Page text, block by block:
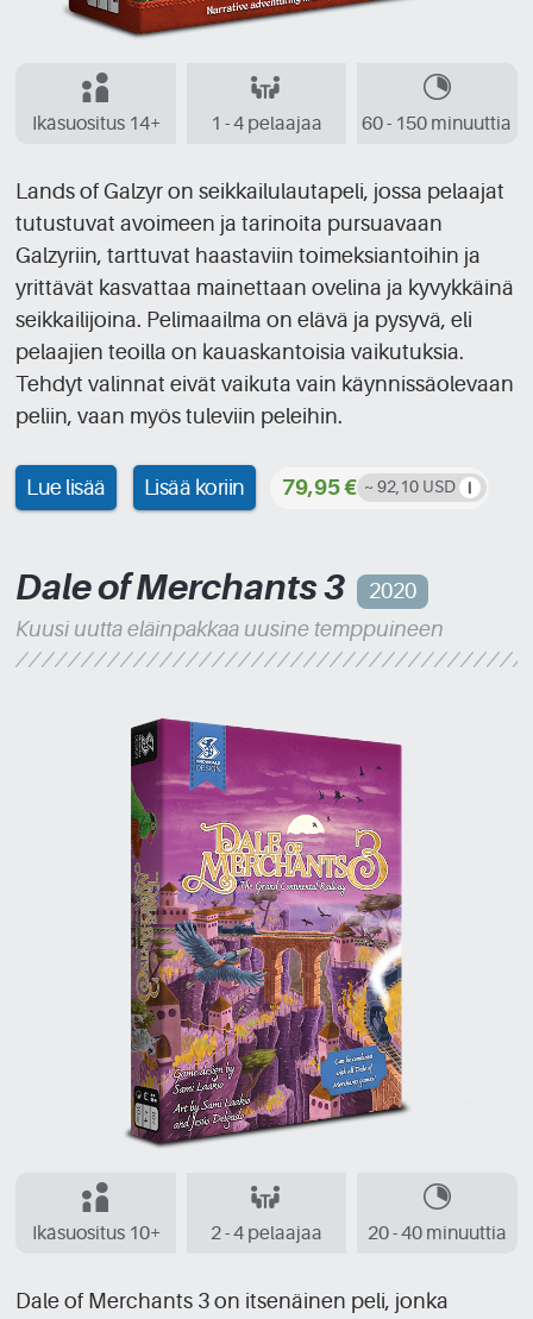
Ikäsuositus 14+ 1 - 4 pelaajaa 60 - 150 minuuttia
Lands of Galzyr on seikkailulautapeli, jossa pelaajat
tutustuvat avoimeen ja tarinoita pursuavaan
Galzyriin, tarttuvat haastaviin toimeksiantoihin ja
yrittävät kasvattaa mainettaan ovelina ja kyvykkäinä
seikkailijoina. Pelimaailma on elävä ja pysyvä, eli
pelaajien teoilla on kauaskantoisia vaikutuksia.
Tehdyt valinnat eivät vaikuta vain käynnissäolevaan
peliin, vaan myös tuleviin peleihin.
Lue lisää Lisää koriin 79,95 € ~ 92,10 USD
Dale of Merchants 3
2020
Kuusi uutta eläinpakkaa uusine temppuineen
Ikäsuositus 10+ 2 - 4 pelaajaa 20 - 40 minuuttia
Dale of Merchants 3 on itsenäinen peli, jonka